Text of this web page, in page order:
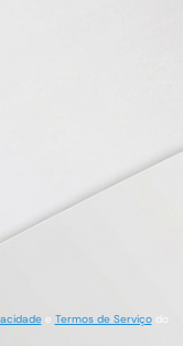
e Termos de Serviçodo